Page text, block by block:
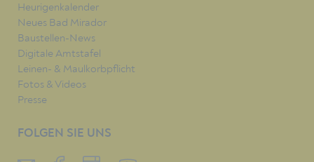
Heurigenkalender
Neues Bad Mirador
Baustellen-News
Digitale Amtstafel
Leinen- & Maulkorbpflicht
Fotos & Videos
Presse
FOLGEN SIE UNS